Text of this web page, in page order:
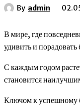
By admin
В мире, где
удивить и
С каждым годом
становится
Ключом к успешному